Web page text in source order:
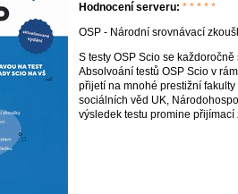
Hodnocení serveru: * * * * *
OSP - Národní srovnávací
S testy OSP Scio se
Absolvoání testů OSP Scio v
přijetí na mnohé prestižní
sociálních věd UK,
výsledek testu promine přijímací